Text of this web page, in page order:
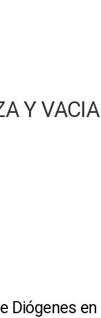
Y
Diógenes